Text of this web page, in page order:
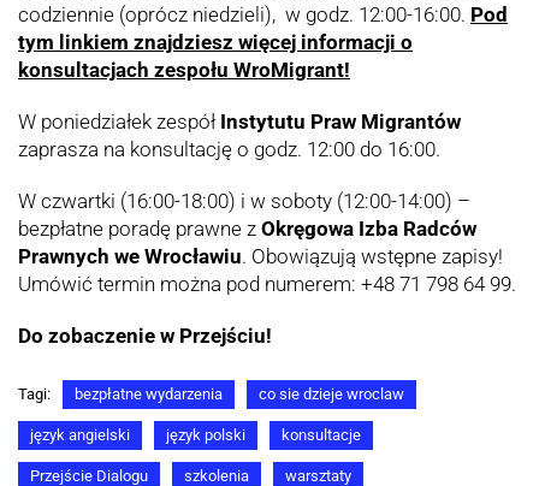
codziennie (oprócz niedzieli), w godz. 12:00-16:00. Pod
tym linkiem znajdziesz więcej informacji o
konsultacjach zespołu WroMigrant!
W poniedziałek zespół Instytutu Praw Migrantów
zaprasza na konsultację o godz. 12:00 do 16:00.
W czwartki (16:00-18:00) i w soboty (12:00-14:00) –
bezpłatne poradę prawne z Okręgowa Izba Radców
Prawnych we Wrocławiu. Obowiązują wstępne zapisy!
Umówić termin można pod numerem: +48 71 798 64 99.
Do zobaczenie w Przejściu!
Tagi: bezpłatne wydarzenia co sie dzieje wroclaw
język angielski język polski konsultacje
Przejście Dialogu szkolenia warsztaty